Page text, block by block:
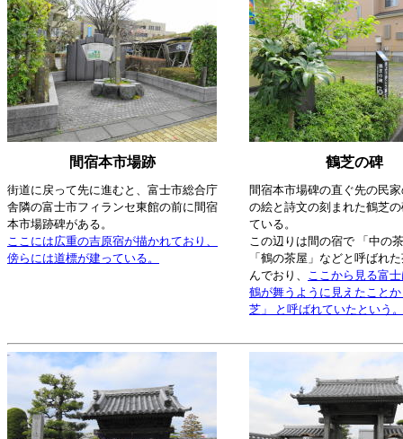
間宿本市場跡 鶴芝の碑
街道に戻って先に進むと、富士市総合庁
舎隣の富士市フィランセ東館の前に間宿
本市場跡碑がある。
ここには広重の吉原宿が描かれており、
傍らには道標が建っている。
間宿本市場碑の直ぐ先の民
の絵と詩文の刻まれた鶴芝
ている。
この辺りは間の宿で 「中の
「鶴の茶屋」などと呼ばれ
んでおり、 ここから見る富
鶴が舞うように見えたこと
芝」 と呼ばれていたという。